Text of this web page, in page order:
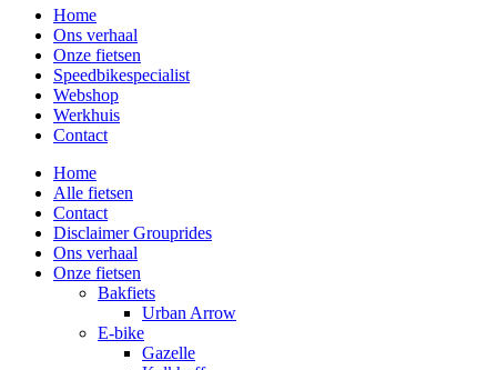
Home
Ons verhaal
Onze fietsen
Speedbikespecialist
Webshop
Werkhuis
Contact
Home
Alle fietsen
Contact
Disclaimer Grouprides
Ons verhaal
Onze fietsen
Bakfiets
Urban Arrow
E-bike
Gazelle